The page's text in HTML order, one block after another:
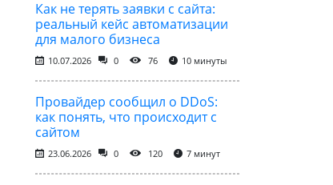
Как не терять заявки с сайта:
реальный кейс автоматизации
для малого бизнеса
10.07.2026 0 76 10 минуты
Провайдер сообщил о DDoS:
как понять, что происходит с
сайтом
23.06.2026 0 120 7 минут